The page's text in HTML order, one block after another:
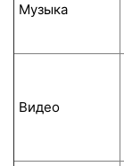
Музыка
Видео